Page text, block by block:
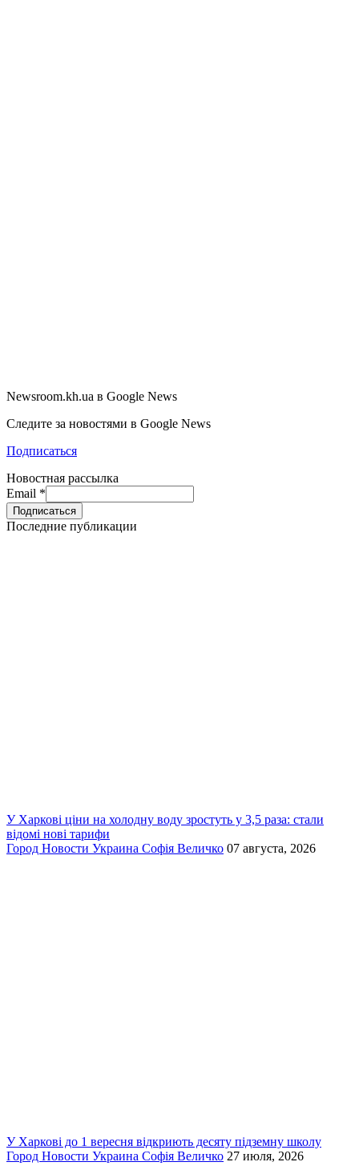
Newsroom.kh.ua в Google News
Следите за новостями в Google News
Подписаться
Новостная рассылка
Email *
Последние публикации
У Харкові ціни на холодну воду зростуть у 3,5 раза: стали
відомі нові тарифи
Город Новости Украина Софія Величко 07 августа, 2026
У Харкові до 1 вересня відкриють десяту підземну школу
Город Новости Украина Софія Величко 27 июля, 2026